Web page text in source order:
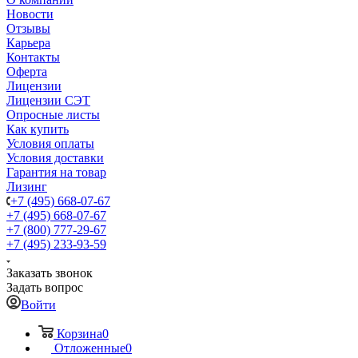
Новости
Отзывы
Карьера
Контакты
Оферта
Лицензии
Лицензии СЭТ
Опросные листы
Как купить
Условия оплаты
Условия доставки
Гарантия на товар
Лизинг
+7 (495) 668-07-67
+7 (495) 668-07-67
+7 (800) 777-29-67
+7 (495) 233-93-59
Заказать звонок
Задать вопрос
Войти
Корзина0
Отложенные0